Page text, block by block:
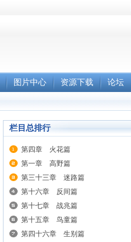
图片中心 资源下载 论坛
栏目总排行
第四章 火花篇
第一章 高野篇
第三十三章 迷路篇
第十六章 反间篇
第十七章 战兆篇
第十五章 鸟童篇
第四十六章 生别篇